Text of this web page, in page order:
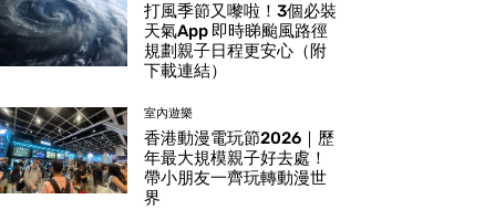
打風季節又嚟啦！3個必裝
天氣App 即時睇颱風路徑
規劃親子日程更安心（附
下載連結）
室內遊樂
香港動漫電玩節2026｜歷
年最大規模親子好去處！
帶小朋友一齊玩轉動漫世
界